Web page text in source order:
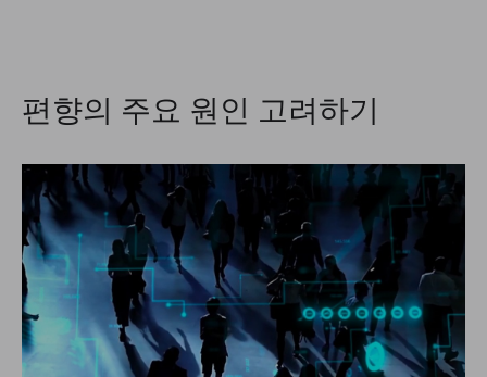
편향의 주요 원인 고려하기